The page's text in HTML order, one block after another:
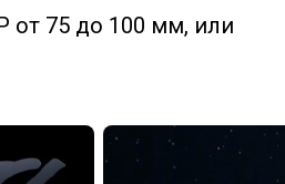
от 75 до 100 мм, или